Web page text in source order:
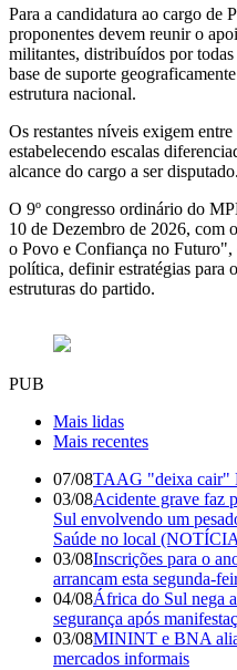
Para a candidatura ao cargo de
proponentes devem reunir o
militantes, distribuídos por
base de suporte
estrutura nacional.
Os restantes níveis exigem
estabelecendo escalas
alcance do cargo a ser disputado.
O 9º congresso ordinário do
10 de Dezembro de 2026,
o Povo e Confiança no
política, definir estratégias para
estruturas do partido.
PUB
Mais lidas
Mais recentes
07/08TAAG "deixa cair"
03/08Acidente grave faz
Sul envolvendo um
Saúde no local
03/08Inscrições para o
arrancam esta segunda-
04/08África do Sul nega
segurança após
03/08MININT e BNA
mercados informais